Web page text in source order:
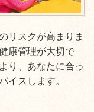
リスクが高まりま
康管理が大切で
り、あなたに合っ
イスします。